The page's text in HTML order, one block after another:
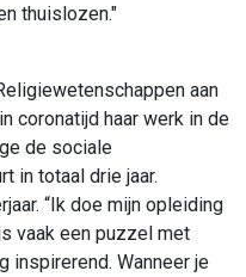
thuislozen."
aan
coronatijd haar werk in de
de sociale
in totaal drie jaar.
“Ik doe mijn opleiding
vaak een puzzel met
inspirerend. Wanneer je